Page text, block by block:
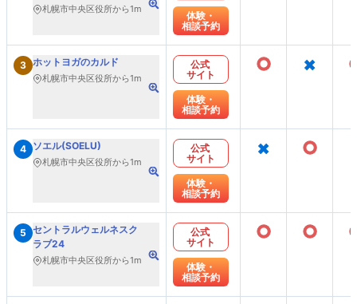
札幌市中央区役所から1m
体験・
相談予約
3 ホットヨガのカルド
札幌市中央区役所から1m
公式
サイト
体験・
相談予約
○ ×
4 ソエル(SOELU)
札幌市中央区役所から1m
公式
サイト
体験・
相談予約
× ○
5 セントラルウェルネスク
ラブ24
札幌市中央区役所から1m
公式
サイト
体験・
相談予約
○ ○